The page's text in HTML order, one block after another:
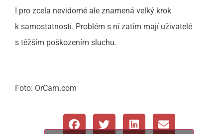
I pro zcela nevidomé ale znamená velký krok
k samostatnosti. Problém s ní zatím mají uživatelé
s těžším poškozením sluchu.
Foto: OrCam.com